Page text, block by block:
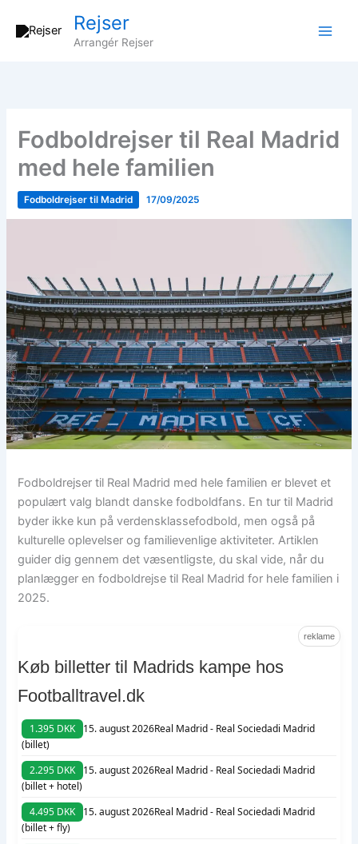
Rejser
Arrangér Rejser
Fodboldrejser til Real Madrid
med hele familien
Fodboldrejser til Madrid 17/09/2025
Fodboldrejser til Real Madrid med hele familien er blevet et
populært valg blandt danske fodboldfans. En tur til Madrid
byder ikke kun på verdensklassefodbold, men også på
kulturelle oplevelser og familievenlige aktiviteter. Artiklen
guider dig gennem det væsentligste, du skal vide, når du
planlægger en fodboldrejse til Real Madrid for hele familien i
2025.
reklame
Køb billetter til Madrids kampe hos
Footballtravel.dk
1.395 DKK 15. august 2026Real Madrid - Real Sociedadi Madrid
(billet)
2.295 DKK
15. august 2026Real Madrid - Real Sociedadi Madrid
(billet + hotel)
4.495 DKK
15. august 2026Real Madrid - Real Sociedadi Madrid
(billet + fly)